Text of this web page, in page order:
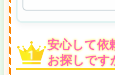
安心して依
お探しです